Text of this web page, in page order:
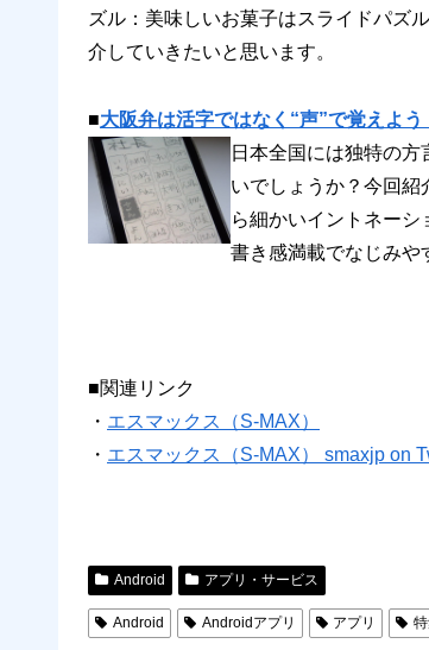
ズル：美味しいお菓子はスライドパズ
介していきたいと思います。
■大阪弁は活字ではなく“声”で覚えよ
日本全国には独特の
いでしょうか？今回
ら細かいイントネー
書き感満載でなじみや
■関連リンク
・ エスマックス（S-MAX）
・ エスマックス（S-MAX） smaxjp on
Android アプリ・サービス
Android Androidアプリ アプリ